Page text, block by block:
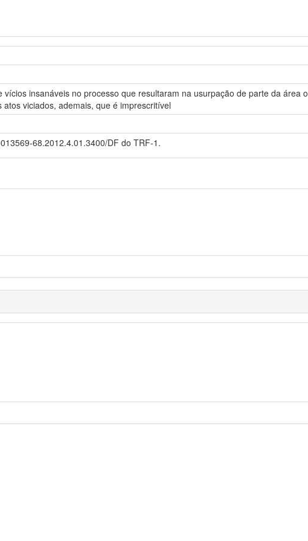
insanáveis no processo que resultaram na usurpação de parte da área
viciados, ademais, que é imprescritível
68.2012.4.01.3400/DF do TRF-1.